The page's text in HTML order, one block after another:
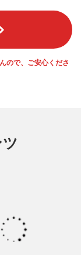
ので、ご安心くださ